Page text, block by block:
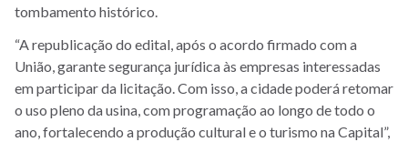
tombamento histórico.
“A republicação do edital, após o acordo firmado com a
União, garante segurança jurídica às empresas interessadas
em participar da licitação. Com isso, a cidade poderá retomar
o uso pleno da usina, com programação ao longo de todo o
ano, fortalecendo a produção cultural e o turismo na Capital”,